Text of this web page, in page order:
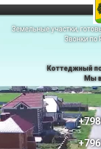
Земельные участки,
Звонки по
Коттеджный
Мы в